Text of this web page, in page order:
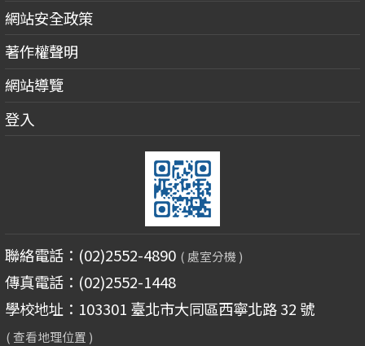
網站安全政策
著作權聲明
網站導覽
登入
聯絡電話：(02)2552-4890 ( 處室分機 )
傳真電話：(02)2552-1448
學校地址：103301 臺北市大同區西寧北路 32 號
( 查看地理位置 )